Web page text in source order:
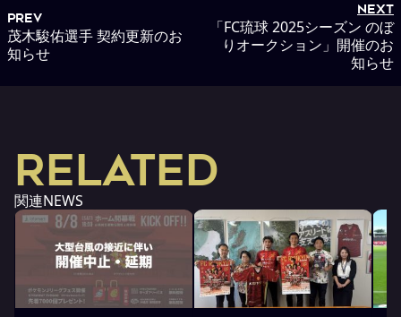
PREV
茂木駿佑選手 契約更新のお
知らせ
NEXT
「FC琉球 2025シーズン のぼ
りオークション」開催のお
知らせ
RELATED
関連NEWS